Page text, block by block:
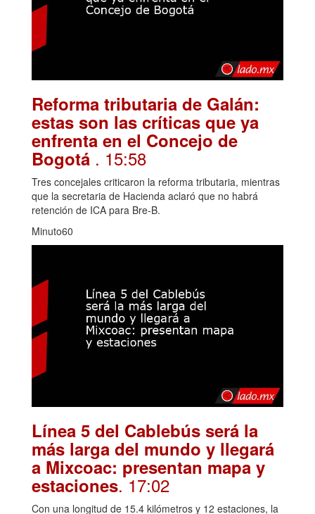
Reforma tributaria de Galán:
estas son las críticas que ya
enfrenta en el Concejo de
Bogotá . 15:58
Tres concejales criticaron la reforma tributaria, mientras
que la secretaria de Hacienda aclaró que no habrá
retención de ICA para Bre-B.
Minuto60
Línea 5 del Cablebús será la
más larga del mundo y llegará
a Mixcoac: presentan mapa y
estaciones. 17:02
Con una longitud de 15.4 kilómetros y 12 estaciones, la